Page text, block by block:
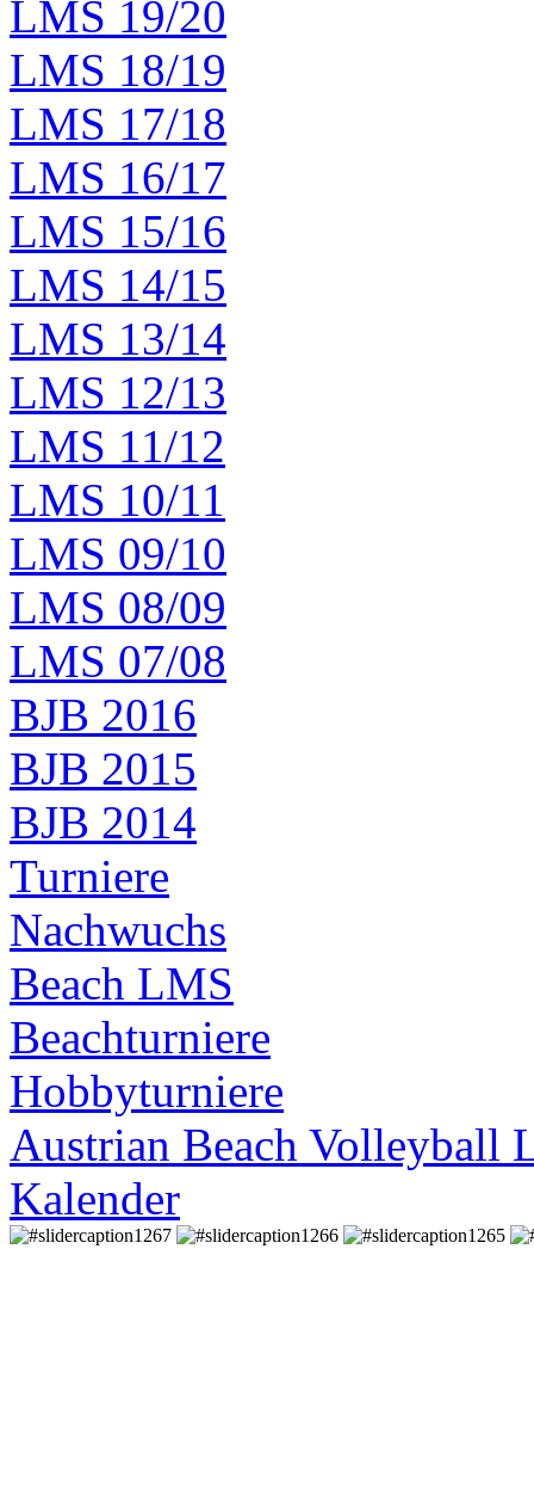
LMS 19/20
LMS 18/19
LMS 17/18
LMS 16/17
LMS 15/16
LMS 14/15
LMS 13/14
LMS 12/13
LMS 11/12
LMS 10/11
LMS 09/10
LMS 08/09
LMS 07/08
BJB 2016
BJB 2015
BJB 2014
Turniere
Nachwuchs
Beach LMS
Beachturniere
Hobbyturniere
Austrian Beach Volleyball
Kalender